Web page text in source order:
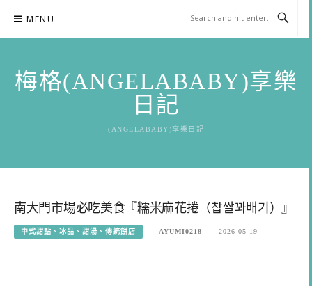
content
MENU
梅格(ANGELABABY)享樂
日記
(ANGELABABY)享樂日記
南大門市場必吃美食『糯米麻花捲（찹쌀꽈배기）』
中式甜點、冰品、甜湯、傳統餅店 AYUMI0218 2026-05-19